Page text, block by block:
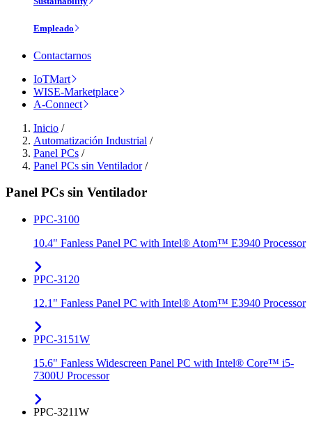
Empleado
Contactarnos
IoTMart
WISE-Marketplace
A-Connect
Inicio /
Automatización Industrial /
Panel PCs /
Panel PCs sin Ventilador/
Panel PCs sin Ventilador
PPC-3100
10.4" Fanless Panel PC with Intel® Atom™ E3940 Processor
PPC-3120
12.1" Fanless Panel PC with Intel® Atom™ E3940 Processor
PPC-3151W
15.6" Fanless Widescreen Panel PC with Intel® Core™ i5-
7300U Processor
PPC-3211W